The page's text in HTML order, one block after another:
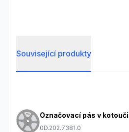
Související produkty
Označovací pás v
0D.202.7381.0